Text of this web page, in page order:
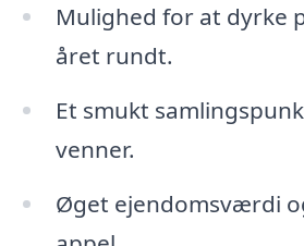
Mulighed for at dyrke
året rundt.
Et smukt
venner.
Øget ejendomsværdi